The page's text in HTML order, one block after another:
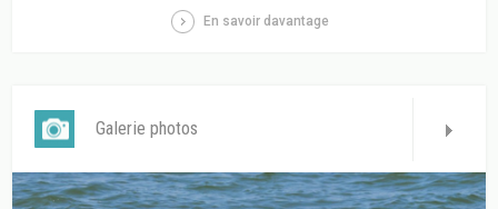
En savoir davantage
Galerie photos